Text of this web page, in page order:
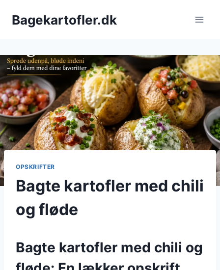
Bagekartofler.dk
OPSKRIFTER
Bagte kartofler med chili
og fløde
Bagte kartofler med chili og